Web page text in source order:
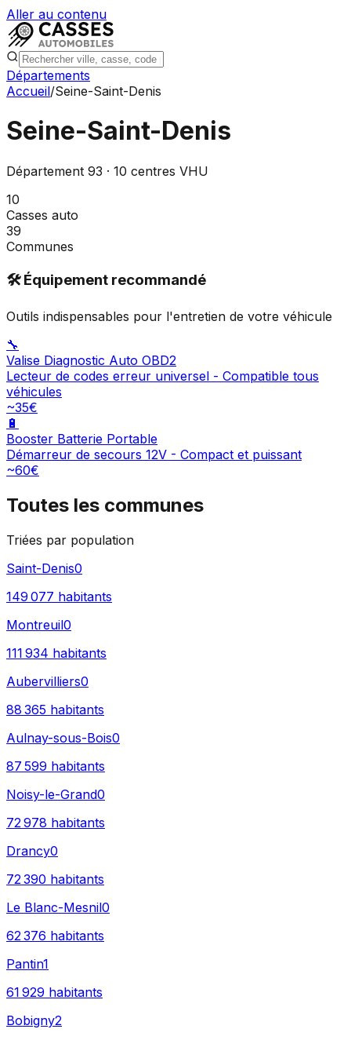
Aller au contenu
Départements
Accueil/Seine-Saint-Denis
Seine-Saint-Denis
Département 93 · 10 centres VHU
10
Casses auto
39
Communes
🛠️ Équipement recommandé
Outils indispensables pour l'entretien de votre véhicule
🔧
Valise Diagnostic Auto OBD2
Lecteur de codes erreur universel - Compatible tous
véhicules
~35€
🔋
Booster Batterie Portable
Démarreur de secours 12V - Compact et puissant
~60€
Toutes les communes
Triées par population
Saint-Denis0
149 077 habitants
Montreuil0
111 934 habitants
Aubervilliers0
88 365 habitants
Aulnay-sous-Bois0
87 599 habitants
Noisy-le-Grand0
72 978 habitants
Drancy0
72 390 habitants
Le Blanc-Mesnil0
62 376 habitants
Pantin1
61 929 habitants
Bobigny2